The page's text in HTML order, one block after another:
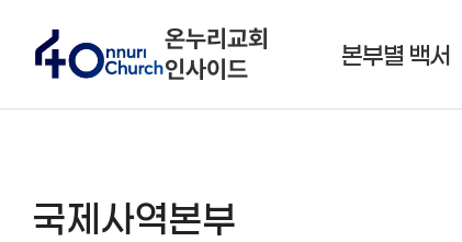
온누리교회
인사이드
본부별 백서
국제사역본부